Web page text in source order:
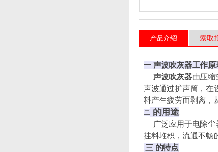
产品介绍 索取
一 声波吹灰器工作原
声波吹灰器由压缩
声波通过扩声筒，在
料产生疲劳而剥离，
二 的用途
广泛应用于电除尘
挂料堆积，流通不畅
三 的特点